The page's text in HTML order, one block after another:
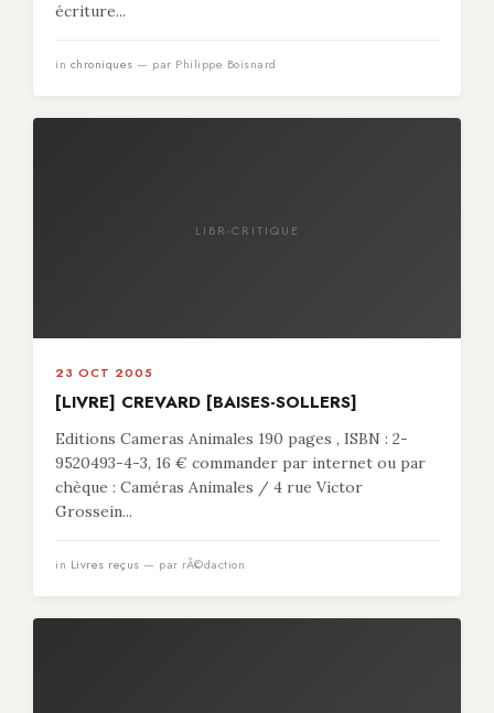
écriture...
in chroniques — par Philippe Boisnard
LIBR-CRITIQUE
23 OCT 2005
[LIVRE] CREVARD [BAISES-SOLLERS]
Editions Cameras Animales 190 pages , ISBN : 2-
9520493-4-3, 16 € commander par internet ou par
chèque : Caméras Animales / 4 rue Victor
Grossein...
in Livres reçus — par rÃ©daction